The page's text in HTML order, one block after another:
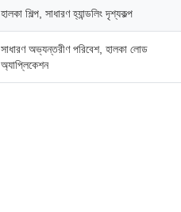
হালকা শিল্প, সাধারণ হ্যান্ডলিং দৃশ্যকল্প
সাধারণ অভ্যন্তরীণ পরিবেশ, হালকা লোড
অ্যাপ্লিকেশন